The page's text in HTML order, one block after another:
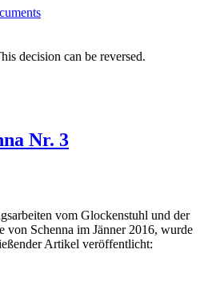
decision can be reversed.
Nr. 3
vom Glockenstuhl und der
von Schenna im Jänner 2016, wurde
Artikel veröffentlicht: